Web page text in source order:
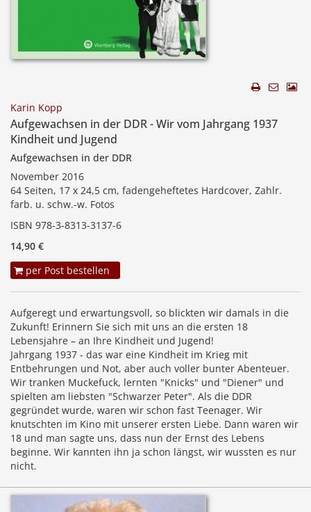
Karin Kopp
Aufgewachsen in der DDR - Wir vom Jahrgang 1937
Kindheit und Jugend
Aufgewachsen in der DDR
November 2016
64 Seiten, 17 x 24,5 cm, fadengeheftetes Hardcover, Zahlr.
farb. u. schw.-w. Fotos
ISBN 978-3-8313-3137-6
14,90 €
per Post bestellen
Aufgeregt und erwartungsvoll, so blickten wir damals in die
Zukunft! Erinnern Sie sich mit uns an die ersten 18
Lebensjahre – an Ihre Kindheit und Jugend!
Jahrgang 1937 - das war eine Kindheit im Krieg mit
Entbehrungen und Not, aber auch voller bunter Abenteuer.
Wir tranken Muckefuck, lernten "Knicks" und "Diener" und
spielten am liebsten "Schwarzer Peter". Als die DDR
gegründet wurde, waren wir schon fast Teenager. Wir
knutschten im Kino mit unserer ersten Liebe. Dann waren wir
18 und man sagte uns, dass nun der Ernst des Lebens
beginne. Wir kannten ihn ja schon längst, wir wussten es nur
nicht.